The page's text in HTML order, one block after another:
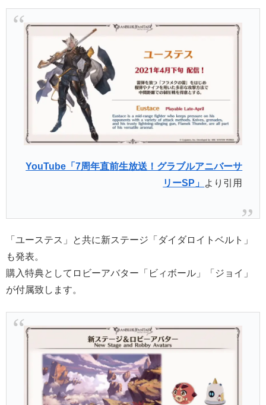
YouTube「7周年直前生放送！グラブルアニバーサ
リーSP」 より引用
「ユーステス」と共に新ステージ「ダイダロイトベルト」
も発表。
購入特典としてロビーアバター「ビィボール」「ジョイ」
が付属致します。